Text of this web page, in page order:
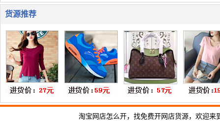
货源推荐
淘宝网店怎么开，找免费开网店货源，欢迎